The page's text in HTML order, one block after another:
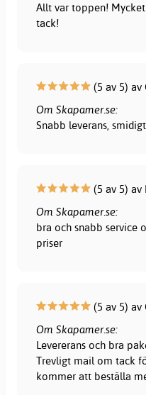
Allt var toppen!
tack!
(5 av 5) av
Om Skapamer.se:
Snabb leverans,
(5 av 5) av
Om Skapamer.se:
bra och snabb service
priser
(5 av 5)
Om Skapamer.se:
Levererans och bra
Trevligt mail om tack
kommer att beställa